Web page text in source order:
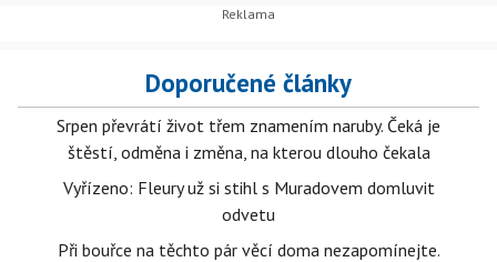
Doporučené články
Srpen převrátí život třem znamením naruby. Čeká je
štěstí, odměna i změna, na kterou dlouho čekala
Vyřízeno: Fleury už si stihl s Muradovem domluvit
odvetu
Při bouřce na těchto pár věcí doma nezapomínejte.